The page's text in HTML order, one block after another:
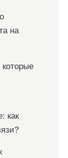
на
как